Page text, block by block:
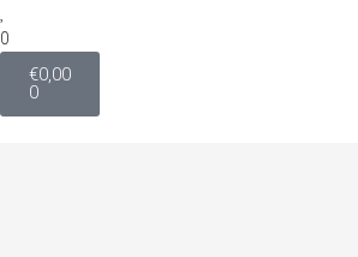
0
€0,00
0